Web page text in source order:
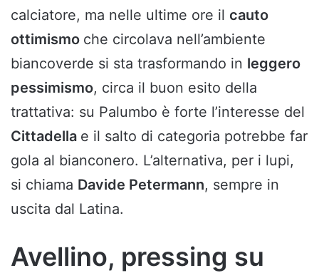
calciatore, ma nelle ultime ore il cauto
ottimismo che circolava nell’ambiente
biancoverde si sta trasformando in leggero
pessimismo, circa il buon esito della
trattativa: su Palumbo è forte l’interesse del
Cittadella e il salto di categoria potrebbe far
gola al bianconero. L’alternativa, per i lupi,
si chiama Davide Petermann, sempre in
uscita dal Latina.
Avellino, pressing su